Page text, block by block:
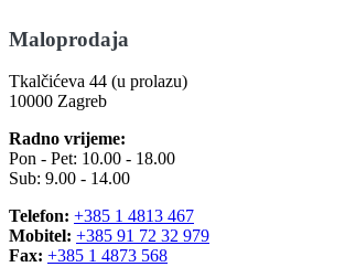
Maloprodaja
Tkalčićeva 44 (u prolazu)
10000 Zagreb
Radno vrijeme:
Pon - Pet: 10.00 - 18.00
Sub: 9.00 - 14.00
Telefon: +385 1 4813 467
Mobitel: +385 91 72 32 979
Fax: +385 1 4873 568